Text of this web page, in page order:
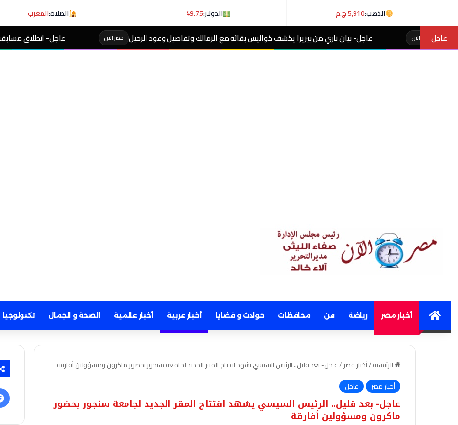
الذهب:5,910 ج.م الدولار:49.75 الصلاة:المغرب
عاجل
عاجل- بيان ناري من بيزيرا يكشف كواليس بقائه مع الزمالك وتفاصيل وعود الرحيل مصر الآن عاجل- انطلاق مسابقة الملك عبدالعزيز الدولية
Homeأخبار مصر رياضة فن محافظات حوادث و قضايا أخبار عربية أخبار عالمية الصحة و الجمال تكنولوجيا
الرئيسية/أخبار مصر/عاجل- بعد قليل.. الرئيس السيسي يشهد افتتاح المقر الجديد لجامعة سنجور بحضور ماكرون ومسؤولين أفارقة
أخبار مصر
عاجل
عاجل- بعد قليل.. الرئيس السيسي يشهد افتتاح المقر الجديد لجامعة سنجور بحضور
ماكرون ومسؤولين أفارقة